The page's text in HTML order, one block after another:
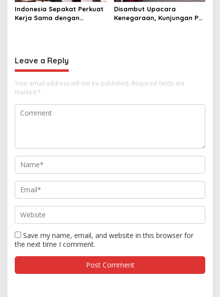
Indonesia Sepakat Perkuat
Kerja Sama dengan
Disambut Upacara
Kenegaraan, Kunjungan PM
Leave a Reply
Your email address will not be published. Required fields are
marked *
Save my name, email, and website in this browser for
the next time I comment.